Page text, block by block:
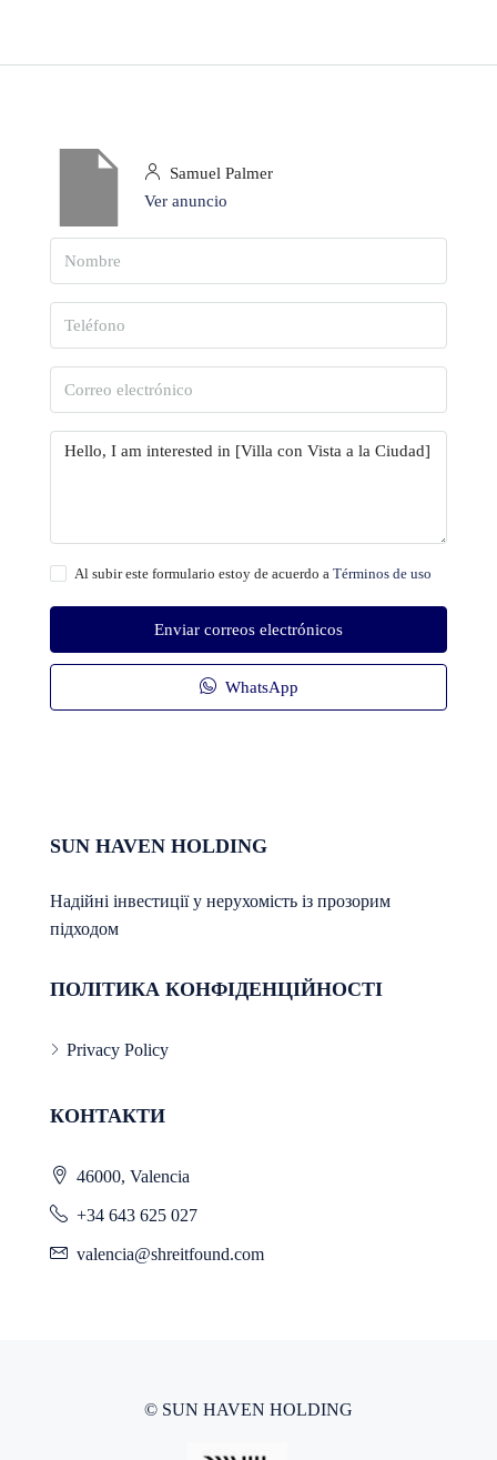
Samuel Palmer
Ver anuncio
Al subir este formulario estoy de acuerdo a Términos de uso
Enviar correos electrónicos
WhatsApp
SUN HAVEN HOLDING
Надійні інвестиції у нерухомість із прозорим
підходом
ПОЛІТИКА КОНФІДЕНЦІЙНОСТІ
Privacy Policy
КОНТАКТИ
46000, Valencia
+34 643 625 027
valencia@shreitfound.com
© SUN HAVEN HOLDING